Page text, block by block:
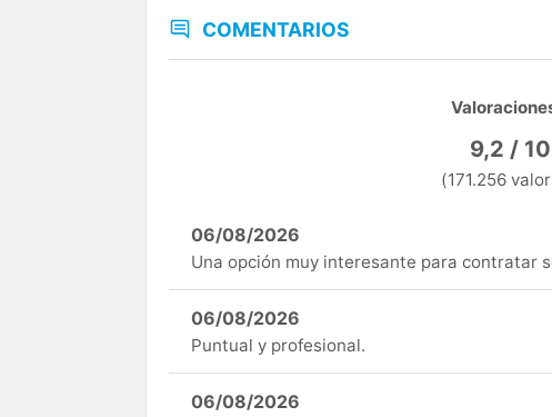
COMENTARIOS
9,2 / 10
(171.256
06/08/2026
Una opción muy interesante para contratar
06/08/2026
Puntual y profesional.
06/08/2026